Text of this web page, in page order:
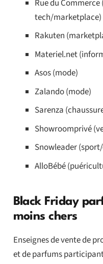
Rue du
tech/marketplace)
Rakuten
Materiel.net
Asos (mode)
Zalando (mode)
Sarenza
Showroomprivé
Snowleader
AlloBébé
Black Friday
moins chers
Enseignes de vente de
et de parfums